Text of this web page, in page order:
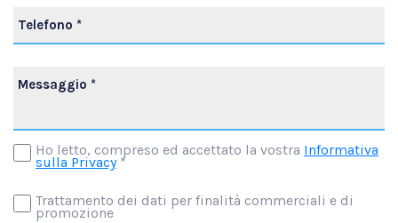
Ho letto, compreso ed accettato la vostra Informativa
sulla Privacy*
Trattamento dei dati per finalità commerciali e di
promozione